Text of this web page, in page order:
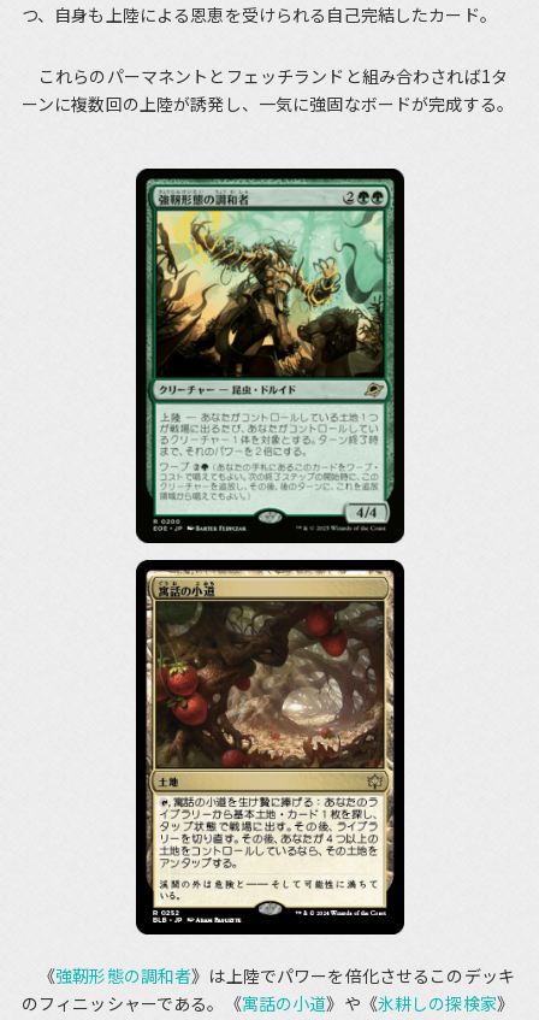
つ、自身も上陸による恩恵を受けられる自己完結したカード。
これらのパーマネントとフェッチランドと組み合わされば1タ
ーンに複数回の上陸が誘発し、一気に強固なボードが完成する。
《強靭形態の調和者》は上陸でパワーを倍化させるこのデッキ
のフィニッシャーである。《寓話の小道》や《氷耕しの探検家》